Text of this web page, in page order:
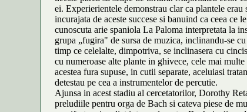
ei. Experierientele demonstrau clar ca plantele
incurajata de aceste succese si banuind ca ceea
cunoscuta arie spaniola La Paloma interpretata la
grupa „fugira" de sursa de muzica, inclinandu-se
timp ce celelalte, dimpotriva, se inclinasera cu
cu numeroase alte plante in ghivece, cele mai
acestea fura supuse, in cutii separate, aceluiasi
detestau pe cea a instrumentelor de percutie.
Ajunsa in acest stadiu al cercetatorilor, Dorothy
preludiile pentru orga de Bach si cateva piese de